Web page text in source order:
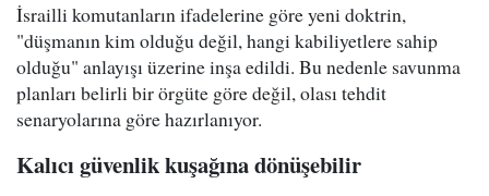
İsrailli komutanların ifadelerine göre yeni doktrin,
"düşmanın kim olduğu değil, hangi kabiliyetlere sahip
olduğu" anlayışı üzerine inşa edildi. Bu nedenle savunma
planları belirli bir örgüte göre değil, olası tehdit
senaryolarına göre hazırlanıyor.
Kalıcı güvenlik kuşağına dönüşebilir